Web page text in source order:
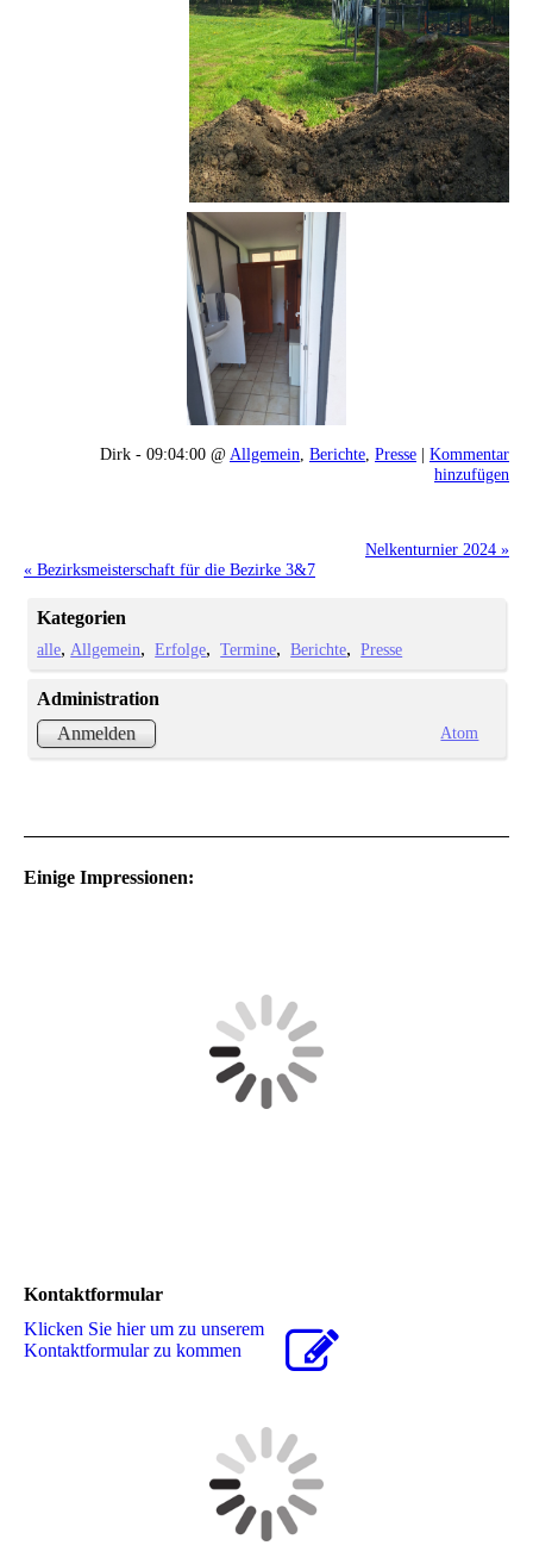
Dirk - 09:04:00 @Allgemein, Berichte, Presse | Kommentar
hinzufügen
Nelkenturnier 2024 »
« Bezirksmeisterschaft für die Bezirke 3&7
Kategorien
alle Allgemein Erfolge Termine Berichte Presse
Administration
Anmelden
Atom
Einige Impressionen:
Kontaktformular
Klicken Sie hier um zu unserem
Kon­takt­for­mu­lar zu kommen